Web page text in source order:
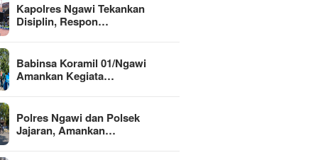
Kapolres Ngawi Tekankan
Disiplin, Respon…
Babinsa Koramil 01/Ngawi
Amankan Kegiata…
Polres Ngawi dan Polsek
Jajaran, Amankan…